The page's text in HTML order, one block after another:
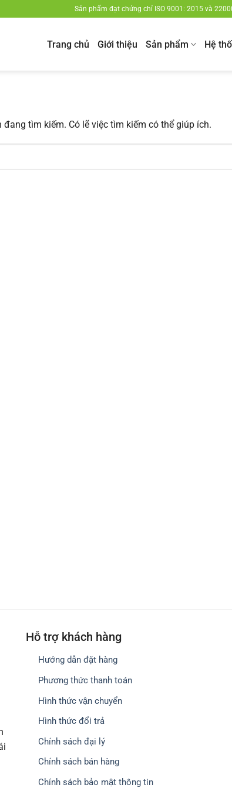
Sản phẩm đạt chứng chỉ ISO 9001: 2015 và
Trang chủ Giới thiệu Sản phẩm Hệ
tìm kiếm. Có lẽ việc tìm kiếm có thể giúp ích.
Hỗ trợ khách hàng
Hướng dẫn đặt hàng
Phương thức thanh toán
Hình thức vận chuyển
Hình thức đổi trả
Chính sách đại lý
Chính sách bán hàng
Chính sách bảo mật thông tin